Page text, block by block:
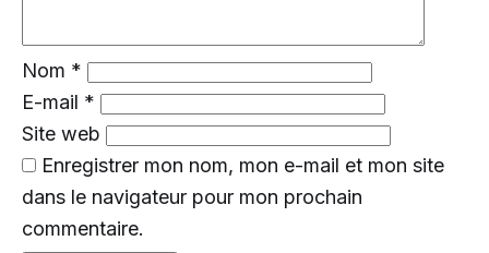
Nom *
E-mail *
Site web
Enregistrer mon nom, mon e-mail et mon site
dans le navigateur pour mon prochain
commentaire.